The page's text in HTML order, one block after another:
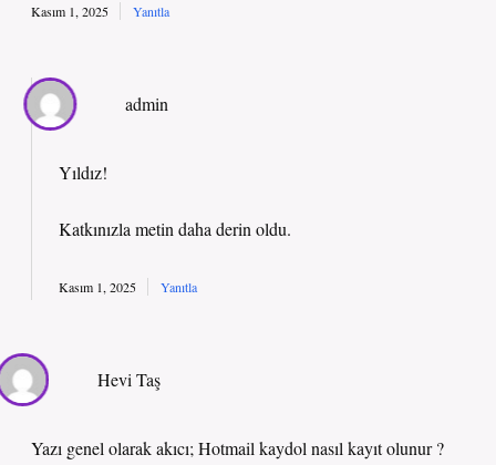
Kasım 1, 2025 Yanıtla
admin
Yıldız!
Katkınızla metin daha derin oldu.
Kasım 1, 2025 Yanıtla
Hevi Taş
Yazı genel olarak akıcı; Hotmail kaydol nasıl kayıt olunur ?